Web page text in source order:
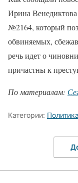
Ирина Венедиктова
№2164, который
обвиняемых,
речь идет о
причастны к
По материалам:
Категории: Политика